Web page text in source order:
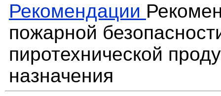
Рекомендации
пожарной
пиротехнической
назначения